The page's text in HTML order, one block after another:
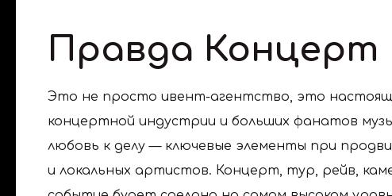
Правда Концерт
Это не просто ивент-агентство, это
концертной индустрии и больших фанатов
любовь к делу — ключевые элементы при
и локальных артистов. Концерт, тур, рейв,